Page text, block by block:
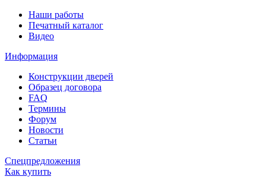
Наши работы
Печатный каталог
Видео
Информация
Конструкции дверей
Образец договора
FAQ
Термины
Форум
Новости
Статьи
Спецпредложения
Как купить